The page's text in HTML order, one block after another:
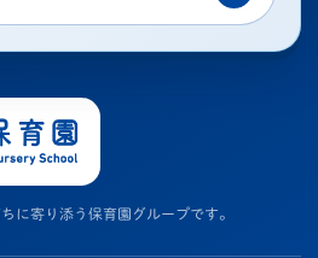
に寄り添う保育園グループです。